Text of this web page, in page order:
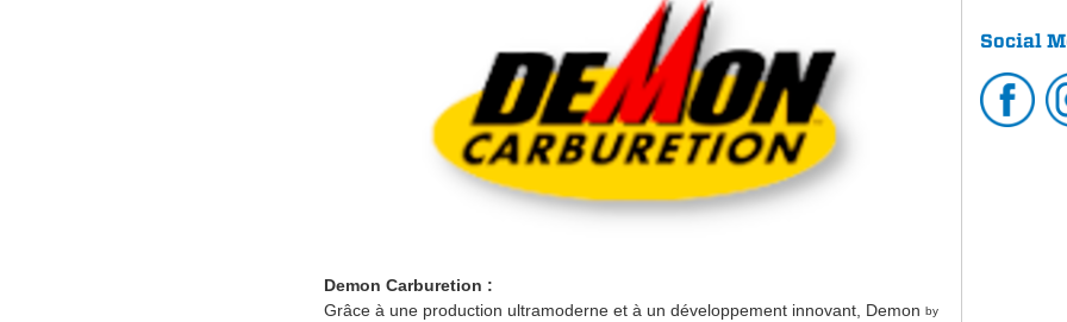
Demon Carburetion :
Grâce à une production ultramoderne et à un développement innovant, Demon by
Social